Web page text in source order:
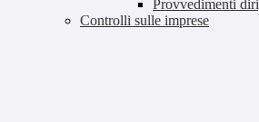
Provvedimenti
Controlli sulle imprese